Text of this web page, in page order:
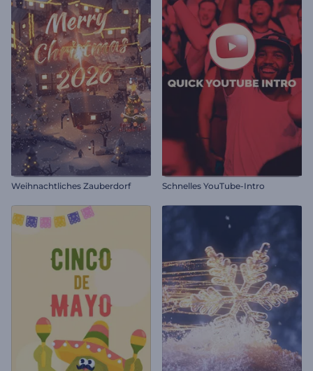
Weihnachtliches Zauberdorf Schnelles YouTube-Intro